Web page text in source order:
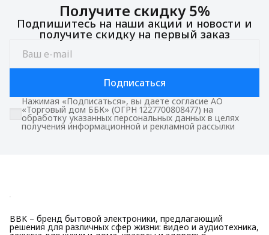
Получите скидку 5%
Подпишитесь на наши акции и новости и
получите скидку на первый заказ
Подписаться
Нажимая «Подписаться», вы даете согласие АО
«Торговый дом ББК» (ОГРН 1227700808477) на
обработку указанных персональных данных в целях
получения информационной и рекламной рассылки
BBK – бренд бытовой электроники, предлагающий
решения для различных сфер жизни: видео и аудиотехника,